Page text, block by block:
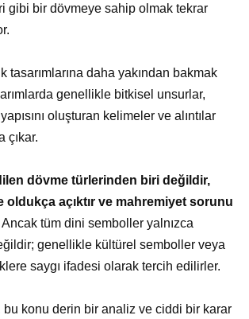
gibi bir dövmeye sahip olmak tekrar
tasarımlarına daha yakından bakmak
genellikle bitkisel unsurlar,
oluşturan kelimeler ve alıntılar
çıkar.
dövme türlerinden biri değildir,
açıktır ve mahremiyet sorunu
Ancak tüm dini semboller yalnızca
genellikle kültürel semboller veya
saygı ifadesi olarak tercih edilirler.
bu konu derin bir analiz ve ciddi bir karar